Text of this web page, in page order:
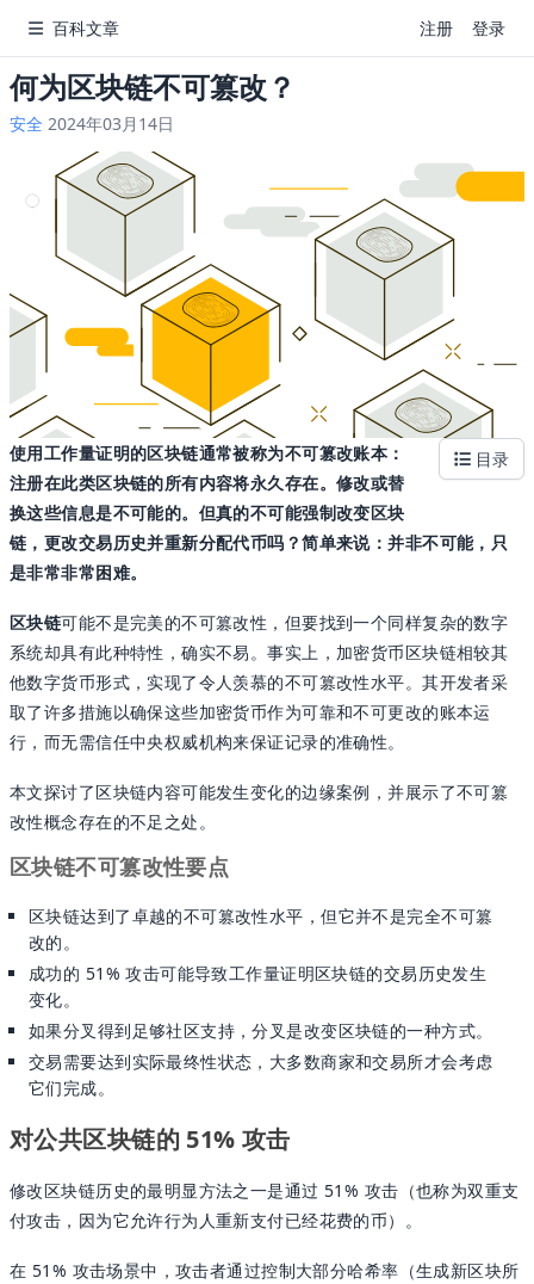
百科文章 注册 登录
何为区块链不可篡改？
安全 2024年03月14日
目录
使用工作量证明的区块链通常被称为不可篡改账本：
注册在此类区块链的所有内容将永久存在。修改或替
换这些信息是不可能的。但真的不可能强制改变区块
链，更改交易历史并重新分配代币吗？简单来说：并非不可能，只
是非常非常困难。
区块链可能不是完美的不可篡改性，但要找到一个同样复杂的数字
系统却具有此种特性，确实不易。事实上，加密货币区块链相较其
他数字货币形式，实现了令人羡慕的不可篡改性水平。其开发者采
取了许多措施以确保这些加密货币作为可靠和不可更改的账本运
行，而无需信任中央权威机构来保证记录的准确性。
本文探讨了区块链内容可能发生变化的边缘案例，并展示了不可篡
改性概念存在的不足之处。
区块链不可篡改性要点
区块链达到了卓越的不可篡改性水平，但它并不是完全不可篡
改的。
成功的 51% 攻击可能导致工作量证明区块链的交易历史发生
变化。
如果分叉得到足够社区支持，分叉是改变区块链的一种方式。
交易需要达到实际最终性状态，大多数商家和交易所才会考虑
它们完成。
对公共区块链的 51% 攻击
修改区块链历史的最明显方法之一是通过 51% 攻击（也称为双重支
付攻击，因为它允许行为人重新支付已经花费的币）。
在 51% 攻击场景中，攻击者通过控制大部分哈希率（生成新区块所